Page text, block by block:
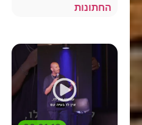
החתונות